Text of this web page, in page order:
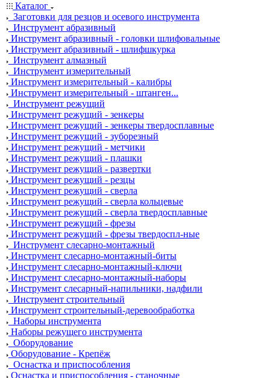
Каталог
Заготовки для резцов и осевого инструмента
Инструмент абразивный
Инструмент абразивный - головки шлифовальные
Инструмент абразивный - шлифшкурка
Инструмент алмазный
Инструмент измерительный
Инструмент измерительный - калибры
Инструмент измерительный - штанген...
Инструмент режущий
Инструмент режущий - зенкеры
Инструмент режущий - зенкеры твердосплавные
Инструмент режущий - зуборезный
Инструмент режущий - метчики
Инструмент режущий - плашки
Инструмент режущий - развертки
Инструмент режущий - резцы
Инструмент режущий - сверла
Инструмент режущий - сверла кольцевые
Инструмент режущий - сверла твердосплавные
Инструмент режущий - фрезы
Инструмент режущий - фрезы твердоспл-ные
Инструмент слесарно-монтажный
Инструмент слесарно-монтажный-биты
Инструмент слесарно-монтажный-ключи
Инструмент слесарно-монтажный-наборы
Инструмент слесарный-напильники, надфили
Инструмент строительный
Инструмент строительный-деревообработка
Наборы инструмента
Наборы режущего инструмента
Оборудование
Оборудование - Крепёж
Оснастка и приспособления
Оснастка и приспособления - станочные